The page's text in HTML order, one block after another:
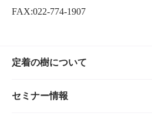
FAX:022-774-1907
定着の樹について
セミナー情報